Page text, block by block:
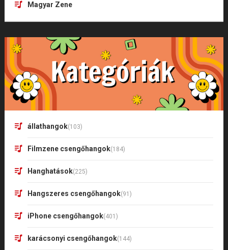
Magyar Zene
állathangok(103)
Filmzene csengőhangok(184)
Hanghatások(225)
Hangszeres csengőhangok(91)
iPhone csengőhangok(401)
karácsonyi csengőhangok(144)